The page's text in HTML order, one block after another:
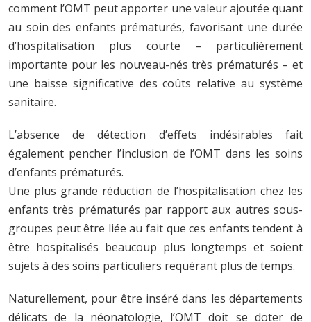
comment l’OMT peut apporter une valeur ajoutée quant
au soin des enfants prématurés, favorisant une durée
d’hospitalisation plus courte – particulièrement
importante pour les nouveau-nés très prématurés – et
une baisse significative des coûts relative au système
sanitaire.
L’absence de détection d’effets indésirables fait
également pencher l’inclusion de l’OMT dans les soins
d’enfants prématurés.
Une plus grande réduction de l’hospitalisation chez les
enfants très prématurés par rapport aux autres sous-
groupes peut être liée au fait que ces enfants tendent à
être hospitalisés beaucoup plus longtemps et soient
sujets à des soins particuliers requérant plus de temps.
Naturellement, pour être inséré dans les départements
délicats de la néonatologie, l’OMT doit se doter de